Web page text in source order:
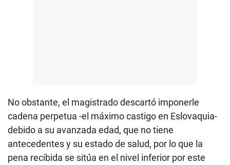
No obstante, el magistrado descartó imponerle
cadena perpetua -el máximo castigo en Eslovaquia-
debido a su avanzada edad, que no tiene
antecedentes y su estado de salud, por lo que la
pena recibida se sitúa en el nivel inferior por este